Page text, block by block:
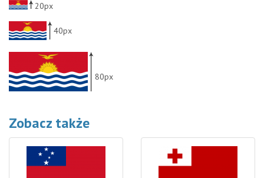
20px
40px
80px
Zobacz także